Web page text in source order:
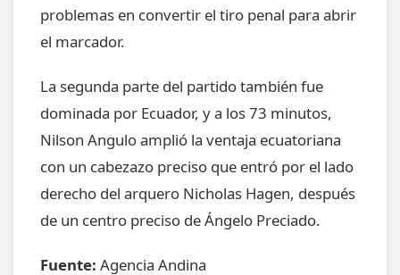
problemas en convertir el tiro penal para abrir
el marcador.
La segunda parte del partido también fue
dominada por Ecuador, y a los 73 minutos,
Nilson Angulo amplió la ventaja ecuatoriana
con un cabezazo preciso que entró por el lado
derecho del arquero Nicholas Hagen, después
de un centro preciso de Ángelo Preciado.
Fuente: Agencia Andina